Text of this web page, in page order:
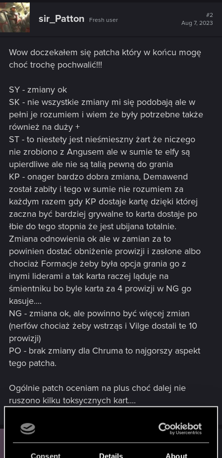
Consent Details About
c
t
i
:
sir_Patton Fresh user
#2
Aug 7, 2023
Wow doczekałem się patcha który w końcu mogę
choć trochę pochwalić!!!
SY - zmiany ok
SK - nie wszystkie zmiany mi się podobają ale w
pełni je rozumiem i wiem że były potrzebne także
również na duży +
ST - to niestety jest nieśmieszny żart że niczego
nie zrobiono z Angusem ale w sumie te elfy są
upierdliwe ale nie są talią pewną do grania
KP - onager bardzo dobra zmiana, Demawend
został zabity i tego w sumie nie rozumiem za
każdym razem gdy KP dostaje kartę dzięki której
zaczna być bardziej grywalne to karta dostaje po
łbie do tego stopnia że jest ubijana totalnie.
Zmiana odnowienia ok ale w zamian za to
powinien dostać obniżenie prowizji i zasłone albo
chociaż Formacje żeby była opcja grania go z
inymi liderami a tak karta raczej ląduje na
śmientniku bo byle karta za 4 prowizji w NG go
kasuje....
NG - zmiana ok, ale powinno być więcej zmian
(nerfów chociaż żeby wstrząs i Vilge dostali te 10
prowizji)
PO - brak zmiany dla Chruma to najgorszy aspekt
tego patcha.
Ogólnie patch oceniam na plus choć dalej nie
ruszono kilku toksycznych kart....
D Dawhemar
#3